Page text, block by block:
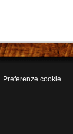
Preferenze cookie